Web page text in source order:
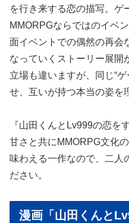
を行き来する恋の描写。ゲ
MMORPGならではのイベ
面イベントでの偶然の再会
なっていくストーリー展開
立場も違いますが、同じ“
せ、互いが持つ本当の姿を
『山田くんとLv999の恋を
甘さと共にMMORPG文化
味わえる一作なので、二人
ださい。
漫画「山田くんと